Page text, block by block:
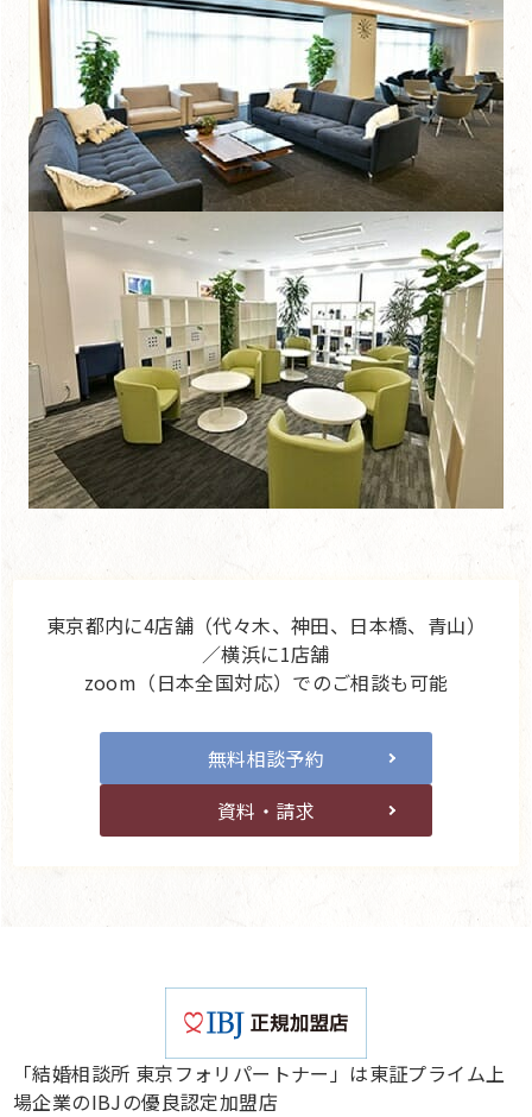
東京都内に4店舗（代々木、神田、日本橋、青山）
／横浜に1店舗
zoom（日本全国対応）でのご相談も可能
無料相談予約
資料・請求
「結婚相談所 東京フォリパートナー」は東証プライム上
場企業のIBJの優良認定加盟店